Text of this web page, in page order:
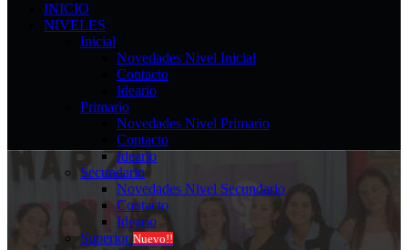
INICIO
NIVELES
Inicial
Novedades Nivel Inicial
Contacto
Ideario
Primario
Novedades Nivel Primario
Contacto
Ideario
Secundario
Novedades Nivel Secundario
Contacto
Ideario
Superior Nuevo!!